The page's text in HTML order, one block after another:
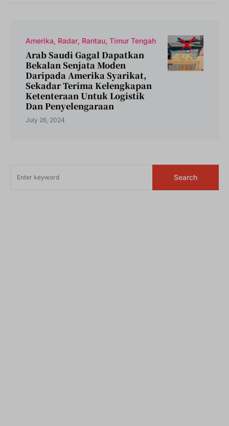
Amerika Radar Rantau Timur Tengah
Arab Saudi Gagal Dapatkan
Bekalan Senjata Moden
Daripada Amerika Syarikat,
Sekadar Terima Kelengkapan
Ketenteraan Untuk Logistik
Dan Penyelengaraan
July 26, 2024
Search